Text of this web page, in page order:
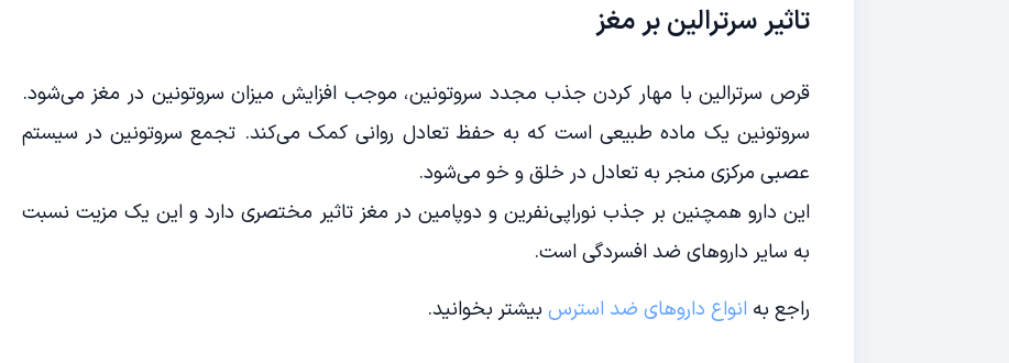
تاثیر سرترالین بر مغز
قرص سرترالین با مهار کردن جذب مجدد سروتونین، موجب افزایش میزان سروتونین در مغز می‌شود.
سروتونین یک ماده طبیعی است که به حفظ تعادل روانی کمک می‌کند. تجمع سروتونین در سیستم
عصبی مرکزی منجر به تعادل در خلق و خو می‌شود.
این دارو همچنین بر جذب نوراپی‌نفرین و دوپامین در مغز تاثیر مختصری دارد و این یک مزیت نسبت
به سایر داروهای ضد افسردگی است.
راجع به انواع داروهای ضد استرس بیشتر بخوانید.